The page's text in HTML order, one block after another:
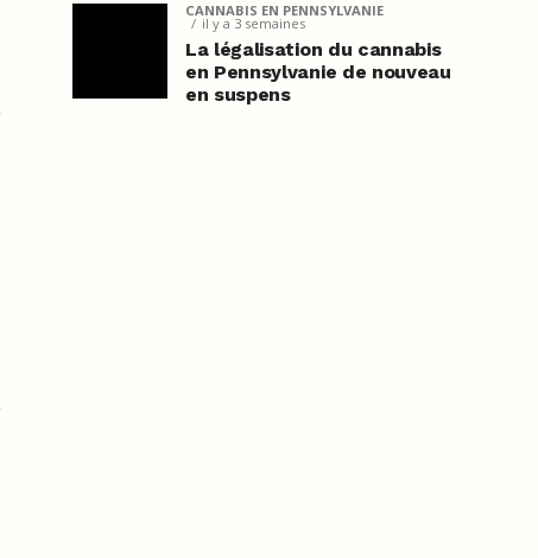
CANNABIS EN PENNSYLVANIE
il y a 3 semaines
La légalisation du cannabis
en Pennsylvanie de nouveau
en suspens